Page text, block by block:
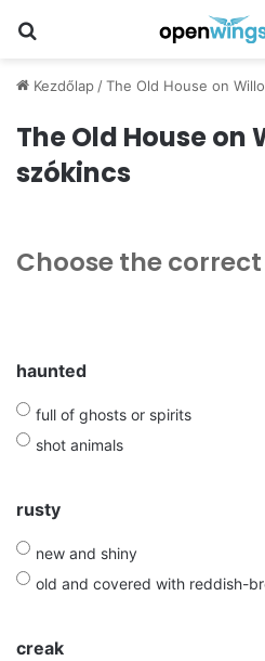
Kezdőlap /The Old House on
The Old House on
szókincs
Choose the
haunted
full of ghosts or spirits
shot animals
rusty
new and shiny
old and covered with reddish-
creak